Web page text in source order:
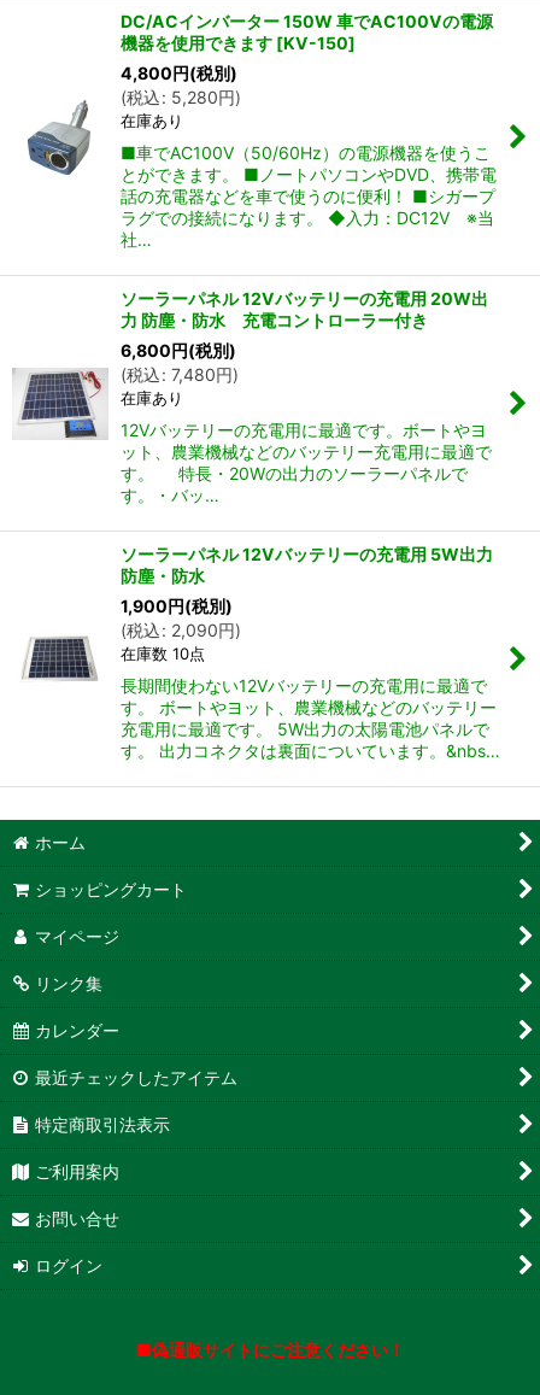
DC/ACインバーター 150W 車でAC100Vの電源
機器を使用できます [KV-150]
4,800円(税別)
(税込: 5,280円)
在庫あり
■車でAC100V（50/60Hz）の電源機器を使うこ
とができます。 ■ノートパソコンやDVD、携帯電
話の充電器などを車で使うのに便利！ ■シガープ
ラグでの接続になります。 ◆入力：DC12V ※当
社…
ソーラーパネル 12Vバッテリーの充電用 20W出
力 防塵・防水 充電コントローラー付き
6,800円(税別)
(税込: 7,480円)
在庫あり
12Vバッテリーの充電用に最適です。ボートやヨ
ット、農業機械などのバッテリー充電用に最適で
す。 特長・20Wの出力のソーラーパネルで
す。・バッ…
ソーラーパネル 12Vバッテリーの充電用 5W出力
防塵・防水
1,900円(税別)
(税込: 2,090円)
在庫数 10点
長期間使わない12Vバッテリーの充電用に最適で
す。 ボートやヨット、農業機械などのバッテリー
充電用に最適です。 5W出力の太陽電池パネルで
す。 出力コネクタは裏面についています。&nbs…
ホーム
ショッピングカート
マイページ
リンク集
カレンダー
最近チェックしたアイテム
特定商取引法表示
ご利用案内
お問い合せ
ログイン
■偽通販サイトにご注意ください！